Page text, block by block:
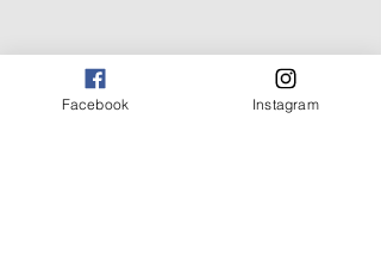
Facebook Instagram